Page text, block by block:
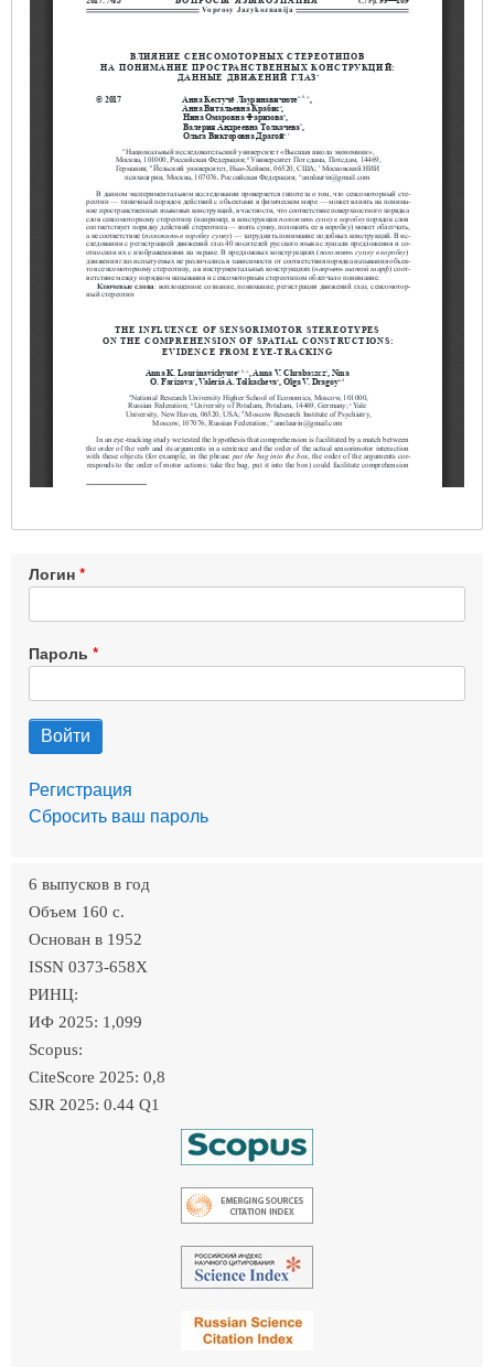
Логин
Пароль
Регистрация
Сбросить ваш пароль
6 выпусков в год
Объем 160 c.
Основан в 1952
ISSN 0373-658X
РИНЦ:
ИФ 2025: 1,099
Scopus:
CiteScore 2025: 0,8
SJR 2025: 0.44 Q1